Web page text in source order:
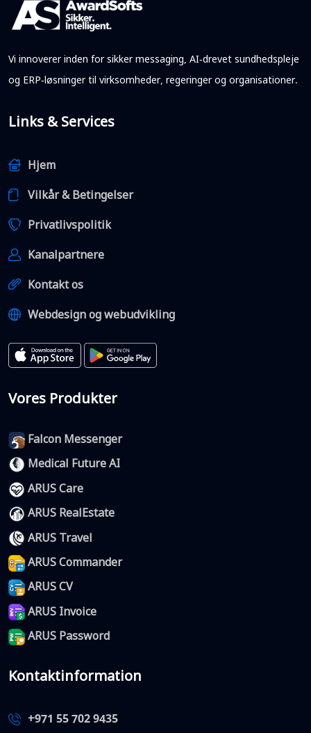
Vi innoverer inden for sikker messaging, AI-drevet sundhedspleje
og ERP-løsninger til virksomheder, regeringer og organisationer.
Links & Services
Hjem
Vilkår & Betingelser
Privatlivspolitik
Kanalpartnere
Kontakt os
Webdesign og webudvikling
Vores Produkter
Falcon Messenger
Medical Future AI
ARUS Care
ARUS RealEstate
ARUS Travel
ARUS Commander
ARUS CV
ARUS Invoice
ARUS Password
Kontaktinformation
+971 55 702 9435